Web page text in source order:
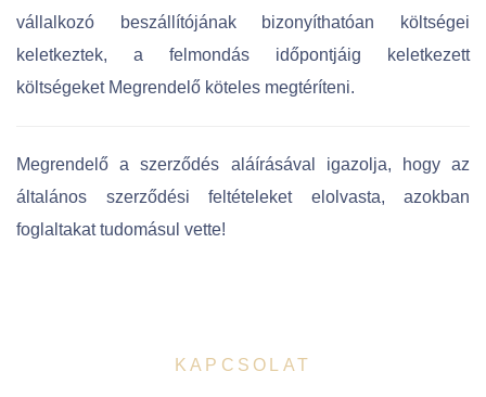
vállalkozó beszállítójának bizonyíthatóan költségei
keletkeztek, a felmondás időpontjáig keletkezett
költségeket Megrendelő köteles megtéríteni.
Megrendelő a szerződés aláírásával igazolja, hogy az
általános szerződési feltételeket elolvasta, azokban
foglaltakat tudomásul vette!
KAPCSOLAT